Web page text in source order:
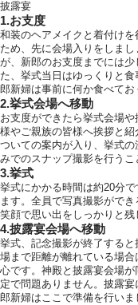
披露宴
1.お支度
和装のヘアメイクと着付け
ため、先に会場入りをしま
が、新郎のお支度までには
た、挙式当日はゆっくりと
郎新婦は事前に何か食べてお
2.挙式会場へ移動
お支度ができたら挙式会場
様やご親族の皆様へ挨拶と
ついての案内が入り、挙式
みでのスナップ撮影を行うこ
3.挙式
挙式にかかる時間は約20分
ます。全員で写真撮影がで
笑顔で思い出をしっかりと残
4.披露宴会場へ移動
挙式、記念撮影が終了する
場まで距離が離れている場
心です。神殿と披露宴会場
定で問題ありません。披露
郎新婦はここで準備を行いま